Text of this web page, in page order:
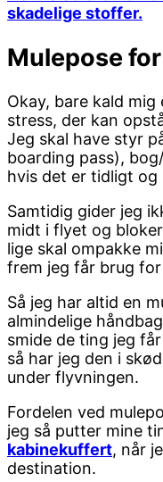
skadelige stoffer.
Mulepose
Okay, bare kald
stress, der kan
Jeg skal have styr
boarding pass),
hvis det er tidligt
Samtidig gider jeg
midt i flyet og
lige skal ompakke
frem jeg får brug
Så jeg har altid en
almindelige
smide de ting jeg
så har jeg den i
under flyvningen.
Fordelen ved
jeg så putter mine
kabinekuffert, når
destination.